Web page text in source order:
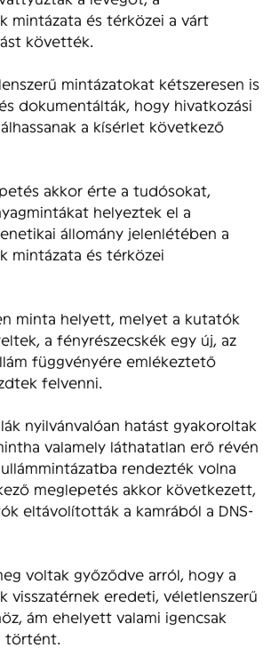
mintázata és térközei a várt
követték.
mintázatokat kétszeresen is
dokumentálták, hogy hivatkozási
a kísérlet következő
akkor érte a tudósokat,
helyeztek el a
állomány jelenlétében a
mintázata és térközei
minta helyett, melyet a kutatók
a fényrészecskék egy új, az
függvényére emlékeztető
felvenni.
nyilvánvalóan hatást gyakoroltak
valamely láthatatlan erő révén
rendezték volna
meglepetés akkor következett,
eltávolították a kamrából a DNS-
voltak győződve arról, hogy a
visszatérnek eredeti, véletlenszerű
ám ehelyett valami igencsak
történt.